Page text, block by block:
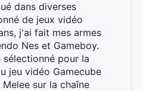
dans diverses
de jeux vidéo
j'ai fait mes armes
Nes et Gameboy.
pour la
jeu vidéo Gamecube
sur la chaîne